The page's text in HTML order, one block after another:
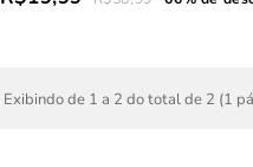
Exibindo de 1 a 2 do total de 2 (1